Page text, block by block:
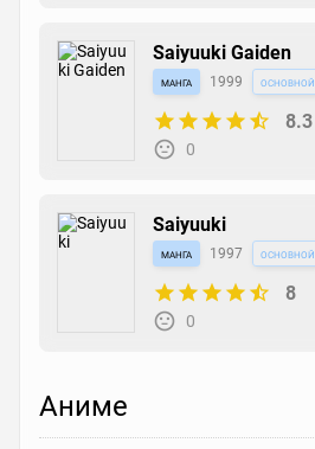
Saiyuuki Gaiden
манга 1999 основной
8.3
0
Saiyuuki
манга 1997 основной
8
0
Аниме